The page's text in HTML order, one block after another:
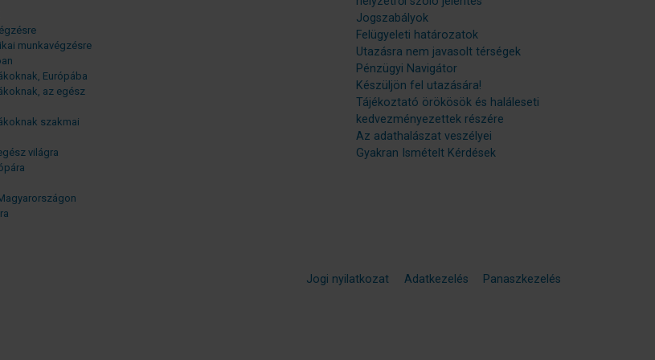
munkavégzésre
Európába
az egész
szakmai
világra
Jogszabályok
Felügyeleti határozatok
Utazásra nem javasolt térségek
Pénzügyi Navigátor
Készüljön fel utazására!
Tájékoztató örökösök és haláleseti
kedvezményezettek részére
Az adathalászat veszélyei
Gyakran Ismételt Kérdések
Jogi nyilatkozat Adatkezelés Panaszkezelés